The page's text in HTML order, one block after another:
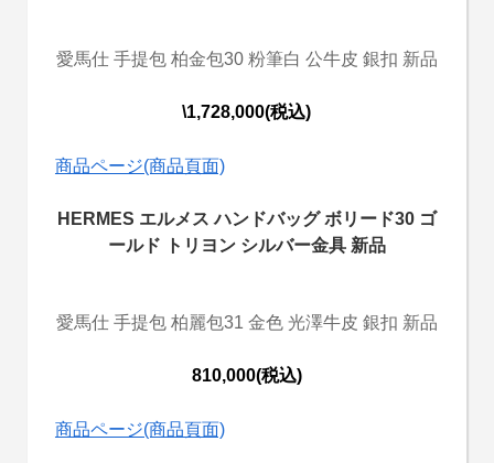
愛馬仕 手提包 柏金包30 粉筆白 公牛皮 銀扣 新品
\1,728,000(税込)
商品ページ(商品頁面)
HERMES エルメス ハンドバッグ ボリード30 ゴ
ールド トリヨン シルバー金具 新品
愛馬仕 手提包 柏麗包31 金色 光澤牛皮 銀扣 新品
810,000(税込)
商品ページ(商品頁面)